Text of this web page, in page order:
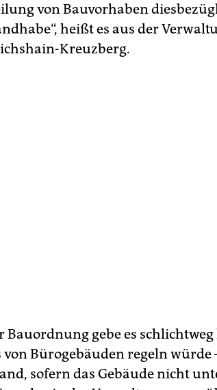
von Bauvorhaben
heißt es aus der
Kreuzberg.
gebe es
von Bürogebäuden regeln
sofern das Gebäude nicht